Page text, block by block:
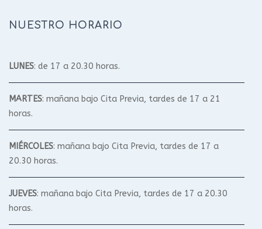
NUESTRO HORARIO
LUNES: de 17 a 20.30 horas.
MARTES: mañana bajo Cita Previa, tardes de 17 a 21
horas.
MIÉRCOLES: mañana bajo Cita Previa, tardes de 17 a
20.30 horas.
JUEVES: mañana bajo Cita Previa, tardes de 17 a 20.30
horas.